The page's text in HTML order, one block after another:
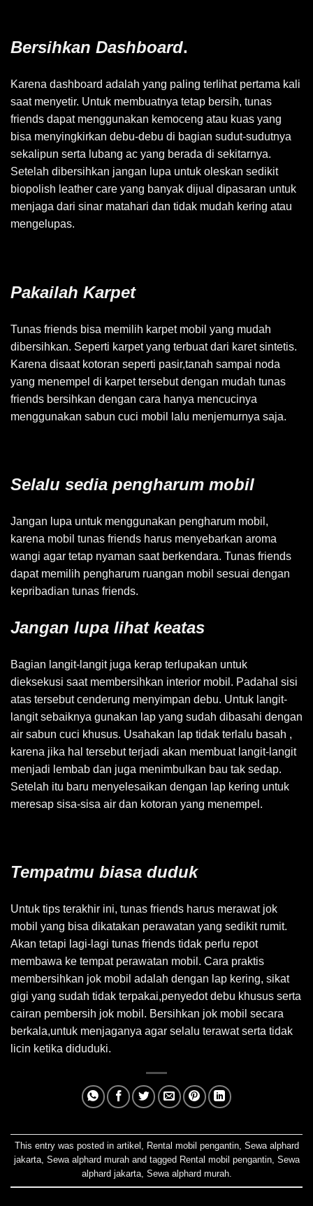
Bersihkan Dashboard.
Karena dashboard adalah yang paling terlihat pertama kali
saat menyetir. Untuk membuatnya tetap bersih, tunas
friends dapat menggunakan kemoceng atau kuas yang
bisa menyingkirkan debu-debu di bagian sudut-sudutnya
sekalipun serta lubang ac yang berada di sekitarnya.
Setelah dibersihkan jangan lupa untuk oleskan sedikit
biopolish leather care yang banyak dijual dipasaran untuk
menjaga dari sinar matahari dan tidak mudah kering atau
mengelupas.
Pakailah Karpet
Tunas friends bisa memilih karpet mobil yang mudah
dibersihkan. Seperti karpet yang terbuat dari karet sintetis.
Karena disaat kotoran seperti pasir,tanah sampai noda
yang menempel di karpet tersebut dengan mudah tunas
friends bersihkan dengan cara hanya mencucinya
menggunakan sabun cuci mobil lalu menjemurnya saja.
Selalu sedia pengharum mobil
Jangan lupa untuk menggunakan pengharum mobil,
karena mobil tunas friends harus menyebarkan aroma
wangi agar tetap nyaman saat berkendara. Tunas friends
dapat memilih pengharum ruangan mobil sesuai dengan
kepribadian tunas friends.
Jangan lupa lihat keatas
Bagian langit-langit juga kerap terlupakan untuk
dieksekusi saat membersihkan interior mobil. Padahal sisi
atas tersebut cenderung menyimpan debu. Untuk langit-
langit sebaiknya gunakan lap yang sudah dibasahi dengan
air sabun cuci khusus. Usahakan lap tidak terlalu basah ,
karena jika hal tersebut terjadi akan membuat langit-langit
menjadi lembab dan juga menimbulkan bau tak sedap.
Setelah itu baru menyelesaikan dengan lap kering untuk
meresap sisa-sisa air dan kotoran yang menempel.
Tempatmu biasa duduk
Untuk tips terakhir ini, tunas friends harus merawat jok
mobil yang bisa dikatakan perawatan yang sedikit rumit.
Akan tetapi lagi-lagi tunas friends tidak perlu repot
membawa ke tempat perawatan mobil. Cara praktis
membersihkan jok mobil adalah dengan lap kering, sikat
gigi yang sudah tidak terpakai,penyedot debu khusus serta
cairan pembersih jok mobil. Bersihkan jok mobil secara
berkala,untuk menjaganya agar selalu terawat serta tidak
licin ketika diduduki.
This entry was posted in artikel , Rental mobil pengantin, Sewa alphard
jakarta, Sewa alphard murahand tagged Rental mobil pengantin, Sewa
alphard jakarta, Sewa alphard murah.